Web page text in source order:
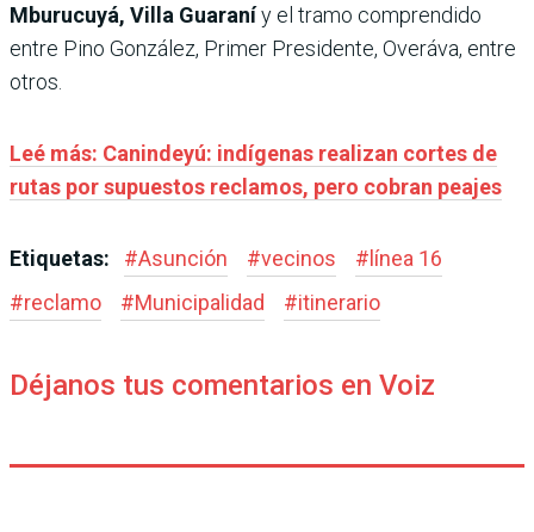
Mburucuyá, Villa Guaraníy el tramo comprendido
entre Pino González, Primer Presidente, Overáva, entre
otros.
Leé más: Canindeyú: indígenas realizan cortes de
rutas por supuestos reclamos, pero cobran peajes
Etiquetas: #Asunción #vecinos # línea 16
#reclamo #Municipalidad #itinerario
Déjanos tus comentarios en Voiz